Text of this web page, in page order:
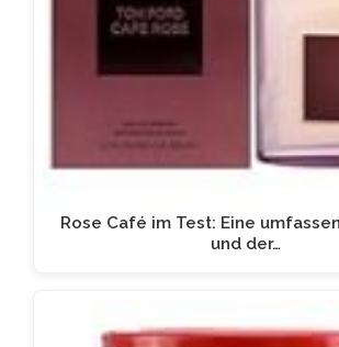
Rose Café im Test: Eine
und der…